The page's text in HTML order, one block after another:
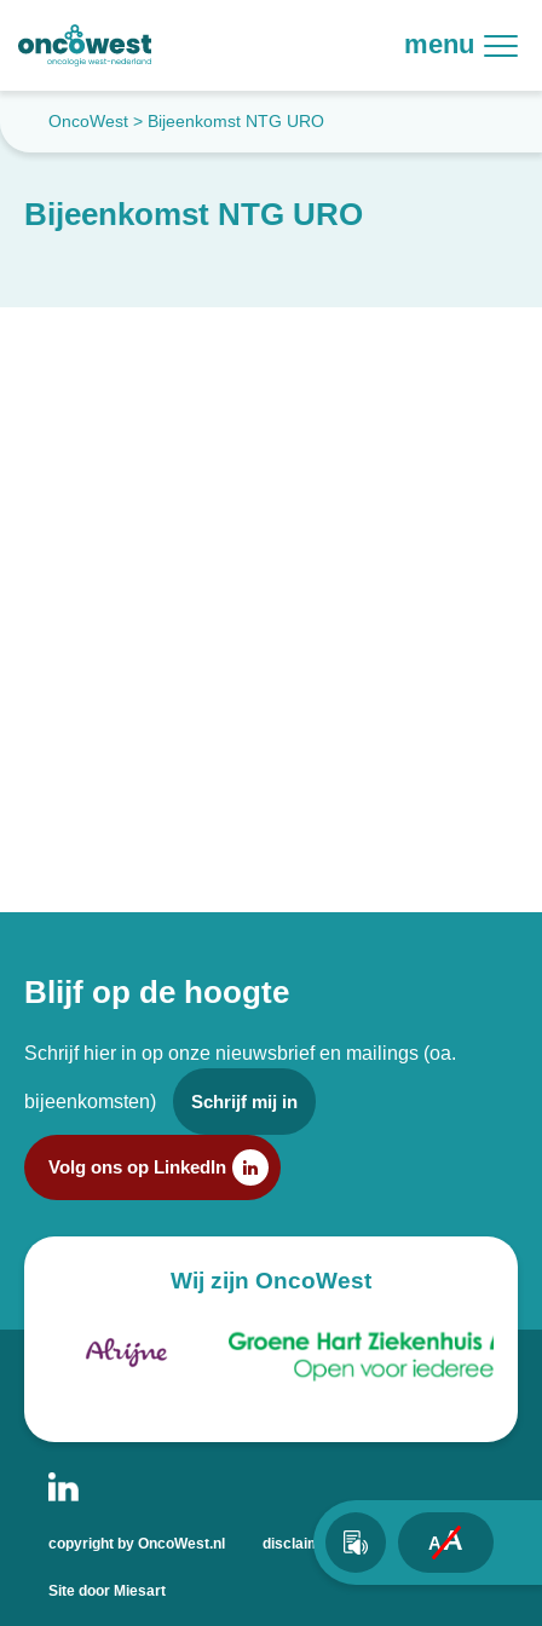
menu
OncoWest > Bijeenkomst NTG URO
Bijeenkomst NTG URO
Blijf op de hoogte
Schrijf hier in op onze nieuwsbrief en mailings (oa.
bijeenkomsten) Schrijf mij in
Volg ons op LinkedIn
Wij zijn OncoWest
copyright by OncoWest.nl disclaimer privacyverklaring
Site door Miesart
AA